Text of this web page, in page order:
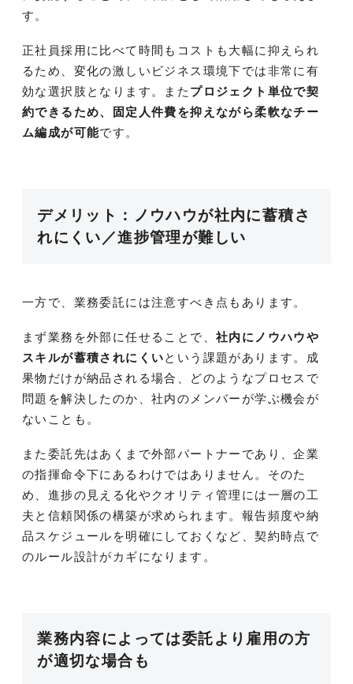
す。
正社員採用に比べて時間もコストも大幅に抑えられ
るため、変化の激しいビジネス環境下では非常に有
効な選択肢となります。また プロジェクト単位で契
約できるため、固定人件費を抑えながら柔軟なチー
ム編成が可能です。
デメリット：ノウハウが社内に蓄積さ
れにくい／進捗管理が難しい
一方で、業務委託には注意すべき点もあります。
まず業務を外部に任せることで、 社内にノウハウや
スキルが蓄積されにくいという課題があります。成
果物だけが納品される場合、どのようなプロセスで
問題を解決したのか、社内のメンバーが学ぶ機会が
ないことも。
また委託先はあくまで外部パートナーであり、企業
の指揮命令下にあるわけではありません。そのた
め、進捗の見える化やクオリティ管理には一層の工
夫と信頼関係の構築が求められます。報告頻度や納
品スケジュールを明確にしておくなど、契約時点で
のルール設計がカギになります。
業務内容によっては委託より雇用の方
が適切な場合も